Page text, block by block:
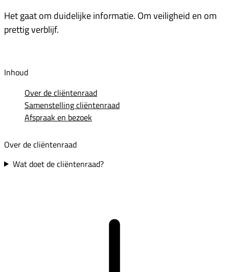
Het gaat om duidelijke informatie. Om veiligheid en om
prettig verblijf.
Inhoud
Over de cliëntenraad
Samenstelling cliëntenraad
Afspraak en bezoek
Over de cliëntenraad
Wat doet de cliëntenraad?